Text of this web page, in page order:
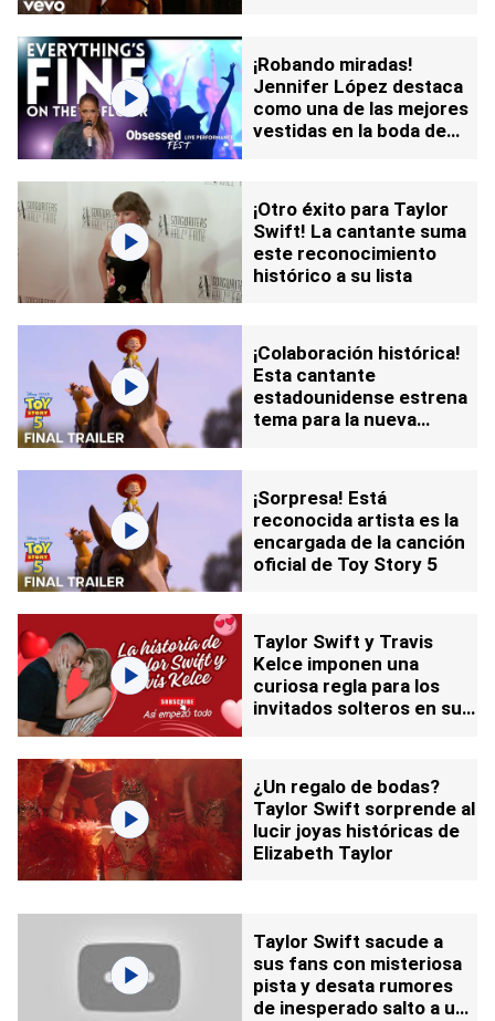
¡Robando miradas!
Jennifer López destaca
como una de las mejores
vestidas en la boda de
¡Otro éxito para Taylor
Swift! La cantante suma
este reconocimiento
histórico a su lista
¡Colaboración histórica!
Esta cantante
estadounidense estrena
tema para la nueva
¡Sorpresa! Está
reconocida artista es la
encargada de la canción
oficial de Toy Story 5
Taylor Swift y Travis
Kelce imponen una
curiosa regla para los
invitados solteros en su
¿Un regalo de bodas?
Taylor Swift sorprende al
lucir joyas históricas de
Elizabeth Taylor
Taylor Swift sacude a
sus fans con misteriosa
pista y desata rumores
de inesperado salto a una